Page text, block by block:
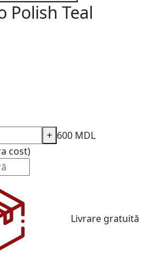
Polish Teal
600 MDL
cost)
+
Livrare gratuită